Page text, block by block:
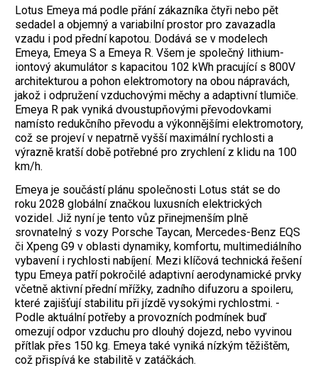
Lotus Emeya má podle přání zákazníka čtyři nebo pět
sedadel a objemný a variabilní prostor pro zavazadla
vzadu i pod přední kapotou. Dodává se v modelech
Emeya, Emeya S a Emeya R. Všem je společný ­lithium-
iontový akumulátor s kapacitou 102 kWh pracující s 800V
architekturou a pohon elektromotory na obou nápravách,
jakož i odpružení vzduchovými měchy a adaptivní tlumiče.
Emeya R pak vyniká dvoustupňovými převodovkami
namísto redukčního převodu a výkonnějšími elektromotory,
což se projeví v nepatrně vyšší maximální rychlosti a
výrazně kratší době potřebné pro zrychlení z klidu na 100
km/h.
Emeya je součástí plánu společnosti Lotus stát se do
roku 2028 globální značkou luxusních elektrických
vozidel. Již nyní je tento vůz přinejmenším plně
srovnatelný s vozy Porsche Taycan, Mercedes-Benz EQS
či Xpeng G9 v oblasti dynamiky, komfortu, multimediálního
vybavení i rychlosti nabíjení. Mezi klíčová technická řešení
typu Emeya patří pokročilé adaptivní aerodynamické prvky
včetně aktivní přední mřížky, zadního difuzoru a spoileru,
které zajišťují stabilitu při jízdě vysokými rychlostmi. ­
Podle aktuální potřeby a provozních podmínek buď
omezují odpor vzduchu pro dlouhý dojezd, nebo vyvinou
přítlak přes 150 kg. Emeya také vyniká nízkým těžištěm,
což přispívá ke stabilitě v zatáčkách.